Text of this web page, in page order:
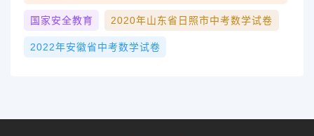
国家安全教育 2020年山东省日照市中考数学试卷
2022年安徽省中考数学试卷